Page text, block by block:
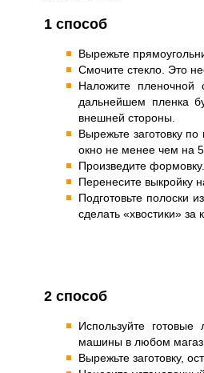
1 способ
Вырежьте
Смочите стекло. Это
Наложите
дальнейшем пленка
внешней стороны.
Вырежьте заготовку
окно не менее чем на 5
Произведите формовку.
Перенесите выкройку
Подготовьте полоски
сделать «хвостики»
2 способ
Используйте
машины в любом
Вырежьте заготовку,